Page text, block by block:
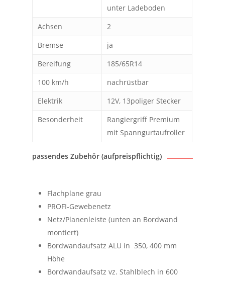
unter Ladeboden
Achsen
2
Bremse
ja
Bereifung
185/65R14
100 km/h
nachrüstbar
Elektrik
12V, 13poliger Stecker
Besonderheit
Rangiergriff Premium
mit Spanngurtaufroller
passendes Zubehör (aufpreispflichtig)
Flachplane grau
PROFI-Gewebenetz
Netz/Planenleiste (unten an Bordwand
montiert)
Bordwandaufsatz ALU in 350, 400 mm
Höhe
Bordwandaufsatz vz. Stahlblech in 600